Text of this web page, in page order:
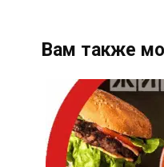
Вам также